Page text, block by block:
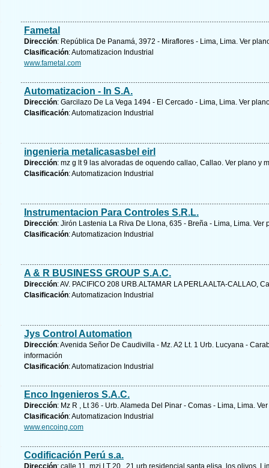
Fametal
Dirección: República De Panamá, 3972 - Miraflores - Lima, Lima. Ver
Clasificación: Automatizacion Industrial
www.fametal.com
Automatizacion - In S.A.
Dirección: Garcilazo De La Vega 1494 - El Cercado - Lima, Lima. Ver
Clasificación: Automatizacion Industrial
ingenieria metalicasasbel eirl
Dirección: mz g lt 9 las alvoradas de oquendo callao, Callao. Ver plano y
Clasificación: Automatizacion Industrial
Instrumentacion Para Controles S.R.L.
Dirección: Jirón Lastenia La Riva De Llona, 635 - Breña - Lima, Lima. Ver
Clasificación: Automatizacion Industrial
A & R BUSINESS GROUP S.A.C.
Dirección: AV. PACIFICO 208 URB.ALTAMAR LA PERLA ALTA-CALLAO,
Clasificación: Automatizacion Industrial
Jys Control Automation
Dirección: Avenida Señor De Caudivilla - Mz. A2 Lt. 1 Urb. Lucyana -
información
Clasificación: Automatizacion Industrial
Enco Ingenieros S.A.C.
Dirección: Mz R , Lt 36 - Urb. Alameda Del Pinar - Comas - Lima, Lima.
Clasificación: Automatizacion Industrial
www.encoing.com
Codificación Perú s.a.
Dirección: calle 11, mzj LT 20 , 21 urb residencial santa elisa, los olivos,